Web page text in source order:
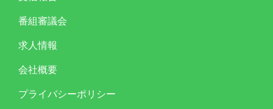
番組審議会
求人情報
会社概要
プライバシーポリシー